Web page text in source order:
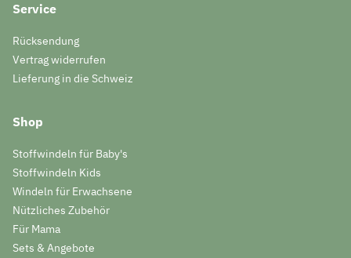
Service
Rücksendung
Vertrag widerrufen
Lieferung in die Schweiz
Shop
Stoffwindeln für Baby's
Stoffwindeln Kids
Windeln für Erwachsene
Nützliches Zubehör
Für Mama
Sets & Angebote